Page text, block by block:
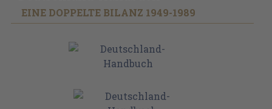
EINE DOPPELTE BILANZ 1949-1989